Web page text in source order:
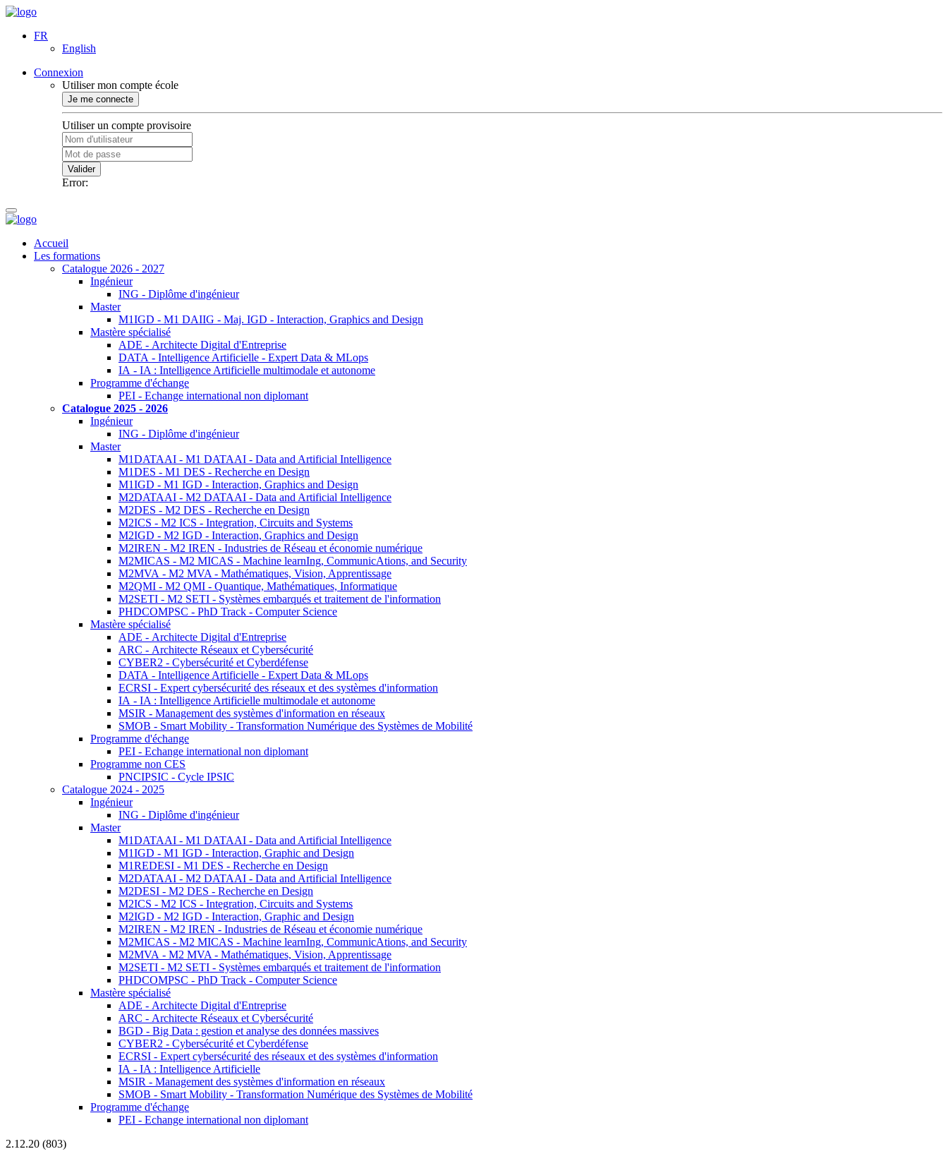
FR
English
Connexion
Utiliser mon compte école
Je me connecte
Utiliser un compte provisoire
Valider
Error:
Accueil
Les formations
Catalogue 2026 - 2027
Ingénieur
ING - Diplôme d'ingénieur
Master
M1IGD - M1 DAIIG - Maj. IGD - Interaction, Graphics and Design
Mastère spécialisé
ADE - Architecte Digital d'Entreprise
DATA - Intelligence Artificielle - Expert Data & MLops
IA - IA : Intelligence Artificielle multimodale et autonome
Programme d'échange
PEI - Echange international non diplomant
Catalogue 2025 - 2026
Ingénieur
ING - Diplôme d'ingénieur
Master
M1DATAAI - M1 DATAAI - Data and Artificial Intelligence
M1DES - M1 DES - Recherche en Design
M1IGD - M1 IGD - Interaction, Graphics and Design
M2DATAAI - M2 DATAAI - Data and Artificial Intelligence
M2DES - M2 DES - Recherche en Design
M2ICS - M2 ICS - Integration, Circuits and Systems
M2IGD - M2 IGD - Interaction, Graphics and Design
M2IREN - M2 IREN - Industries de Réseau et économie numérique
M2MICAS - M2 MICAS - Machine learnIng, CommunicAtions, and Security
M2MVA - M2 MVA - Mathématiques, Vision, Apprentissage
M2QMI - M2 QMI - Quantique, Mathématiques, Informatique
M2SETI - M2 SETI - Systèmes embarqués et traitement de l'information
PHDCOMPSC - PhD Track - Computer Science
Mastère spécialisé
ADE - Architecte Digital d'Entreprise
ARC - Architecte Réseaux et Cybersécurité
CYBER2 - Cybersécurité et Cyberdéfense
DATA - Intelligence Artificielle - Expert Data & MLops
ECRSI - Expert cybersécurité des réseaux et des systèmes d'information
IA - IA : Intelligence Artificielle multimodale et autonome
MSIR - Management des systèmes d'information en réseaux
SMOB - Smart Mobility - Transformation Numérique des Systèmes de Mobilité
Programme d'échange
PEI - Echange international non diplomant
Programme non CES
PNCIPSIC - Cycle IPSIC
Catalogue 2024 - 2025
Ingénieur
ING - Diplôme d'ingénieur
Master
M1DATAAI - M1 DATAAI - Data and Artificial Intelligence
M1IGD - M1 IGD - Interaction, Graphic and Design
M1REDESI - M1 DES - Recherche en Design
M2DATAAI - M2 DATAAI - Data and Artificial Intelligence
M2DESI - M2 DES - Recherche en Design
M2ICS - M2 ICS - Integration, Circuits and Systems
M2IGD - M2 IGD - Interaction, Graphic and Design
M2IREN - M2 IREN - Industries de Réseau et économie numérique
M2MICAS - M2 MICAS - Machine learnIng, CommunicAtions, and Security
M2MVA - M2 MVA - Mathématiques, Vision, Apprentissage
M2SETI - M2 SETI - Systèmes embarqués et traitement de l'information
PHDCOMPSC - PhD Track - Computer Science
Mastère spécialisé
ADE - Architecte Digital d'Entreprise
ARC - Architecte Réseaux et Cybersécurité
BGD - Big Data : gestion et analyse des données massives
CYBER2 - Cybersécurité et Cyberdéfense
ECRSI - Expert cybersécurité des réseaux et des systèmes d'information
IA - IA : Intelligence Artificielle
MSIR - Management des systèmes d'information en réseaux
SMOB - Smart Mobility - Transformation Numérique des Systèmes de Mobilité
Programme d'échange
PEI - Echange international non diplomant
2.12.20 (803)